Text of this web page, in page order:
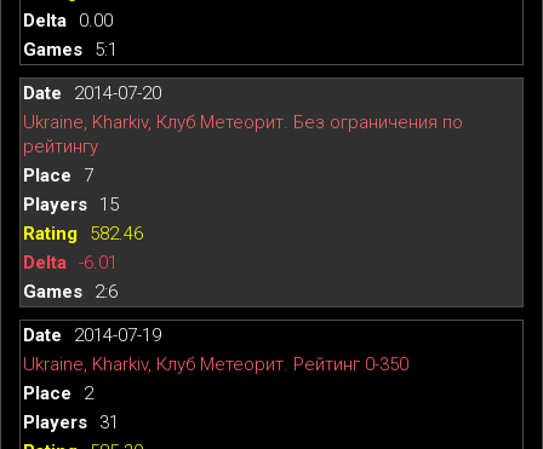
0.00
5:1
2014-07-20
Ukraine, Kharkiv, Клуб Метеорит. Без ограничения по
рейтингу
7
15
582.46
-6.01
2:6
2014-07-19
Ukraine, Kharkiv, Клуб Метеорит. Рейтинг 0-350
2
31